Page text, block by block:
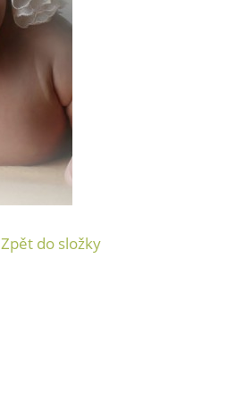
Zpět do složky